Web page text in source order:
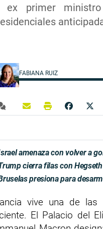
ex primer ministro
FABIANA RUIZ
amenaza con volver a
cierra filas con
presiona para
vive una de
El Palacio del